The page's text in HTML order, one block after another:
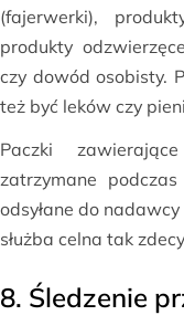
(fajerwerki),
produkty
czy dowód osobisty.
też być leków czy
Paczki
zatrzymane
odsyłane do
służba celna tak
8. Śledzenie